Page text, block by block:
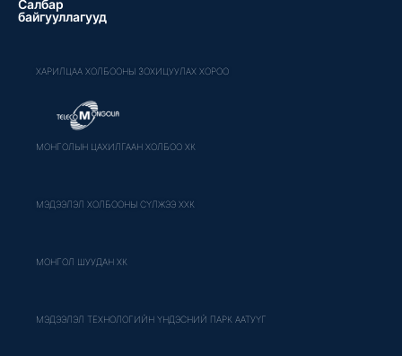
Салбар
байгууллагууд
ХАРИЛЦАА ХОЛБООНЫ ЗОХИЦУУЛАХ ХОРОО
МОНГОЛЫН ЦАХИЛГААН ХОЛБОО ХК
МЭДЭЭЛЭЛ ХОЛБООНЫ СҮЛЖЭЭ ХХК
МОНГОЛ ШУУДАН ХК
МЭДЭЭЛЭЛ ТЕХНОЛОГИЙН ҮНДЭСНИЙ ПАРК ААТУҮГ